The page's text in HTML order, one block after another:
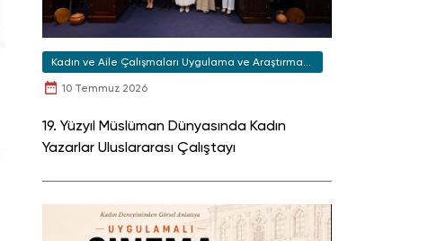
Kadın ve Aile Çalışmaları Uygulama ve Araştırma
10 Temmuz 2026
19. Yüzyıl Müslüman Dünyasında Kadın
Yazarlar Uluslararası Çalıştayı